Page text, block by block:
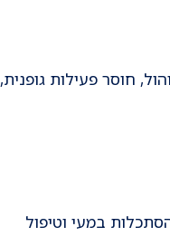
חוסר פעילות גופנית,
במעי וטיפול